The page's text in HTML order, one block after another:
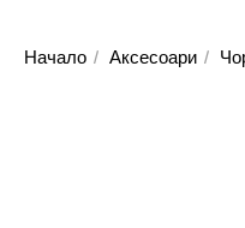
Начало Аксесоари